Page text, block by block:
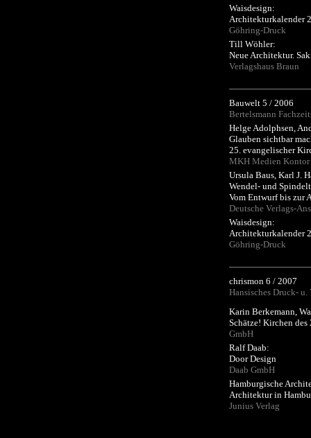
Waisdesign:
Architekturkalender
Göhring-Druck
Till Wöhler:
Neue Architektur.
Verlagshaus Braun
Bauwelt 5 / 2006
Bertelsmann
Helge Adolphsen,
Glauben sichtbar
25. evangelischer
MKH Medien Kontor
Ursula Baus, Karl J.
Wendel- und
Vom Entwurf bis zur
Deutsche Verlags-
Waisdesign:
Architekturkalender
Göhring-Druck
chrismon 6 / 2007
Hansisches Druck- u.
Karin Berkemann,
Schätze! Kirchen
GmbH
Ralf Daab:
Door Design
Daab GmbH
Hamburgische
Architektur in
Junius Verlag